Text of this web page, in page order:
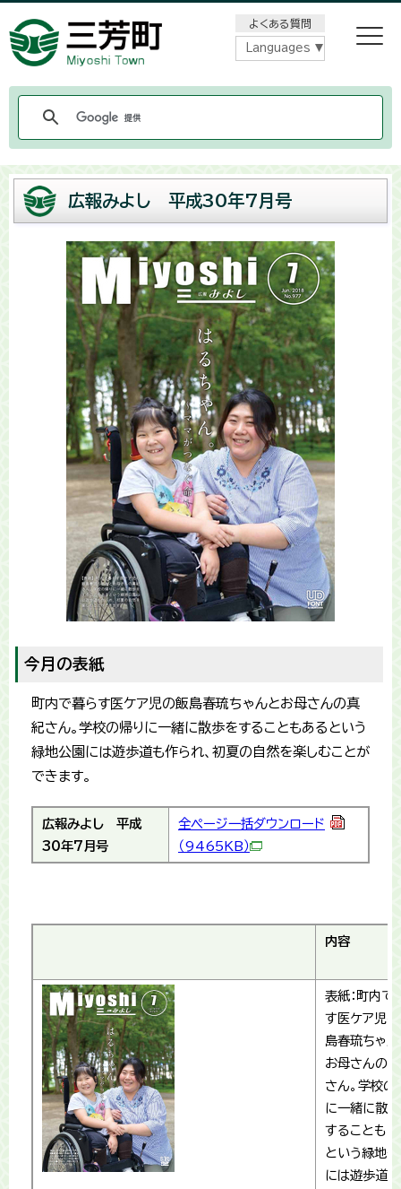
よくある質問
Languages
広報みよし 平成30年7月号
今月の表紙
町内で暮らす医ケア児の飯島春琉ちゃんとお母さんの真
紀さん。学校の帰りに一緒に散歩をすることもあるという
緑地公園には遊歩道も作られ、初夏の自然を楽しむことが
できます。
広報みよし 平成
30年7月号
全ページ一括ダウンロード
（9465KB）
内容
表紙：町内で
す医ケア児
島春琉ちゃ
お母さんの
さん。学校の
に一緒に散
することも
という緑地
には遊歩道